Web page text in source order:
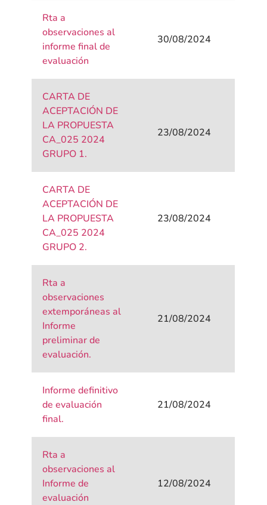
Rta a
observaciones al
informe final de
evaluación
30/08/2024
CARTA DE
ACEPTACIÓN DE
LA PROPUESTA
CA_025 2024
GRUPO 1.
23/08/2024
CARTA DE
ACEPTACIÓN DE
LA PROPUESTA
CA_025 2024
GRUPO 2.
23/08/2024
Rta a
observaciones
extemporáneas al
Informe
preliminar de
evaluación.
21/08/2024
Informe definitivo
de evaluación
final.
21/08/2024
Rta a
observaciones al
Informe de
evaluación
12/08/2024